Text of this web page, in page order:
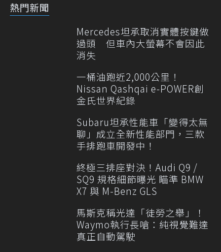
熱門新聞
Mercedes坦承取消實體按鍵做
過頭 但車內大螢幕不會因此
消失
一桶油跑近2,000公里！
Nissan Qashqai e-POWER創
金氏世界紀錄
Subaru坦承性能車「變得太無
聊」成立全新性能部門，三款
手排跑車開發中！
終極三排座對決！Audi Q9 /
SQ9 規格細節曝光 瞄準 BMW
X7 與 M-Benz GLS
馬斯克稱光達「徒勞之舉」！
Waymo執行長嗆：純視覺難達
真正自動駕駛